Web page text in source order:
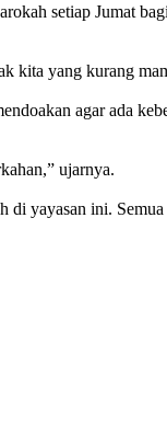
setiap Jumat
kita yang kurang
agar ada
ujarnya.
yayasan ini.